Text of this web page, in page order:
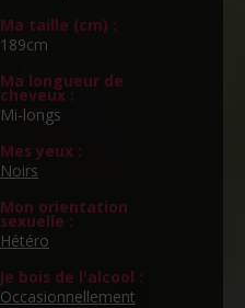
Ma taille (cm) :
189cm
Ma longueur de
cheveux :
Mi-longs
Mes yeux :
Noirs
Mon orientation
sexuelle :
Hétéro
Je bois de l'alcool :
Occasionnellement